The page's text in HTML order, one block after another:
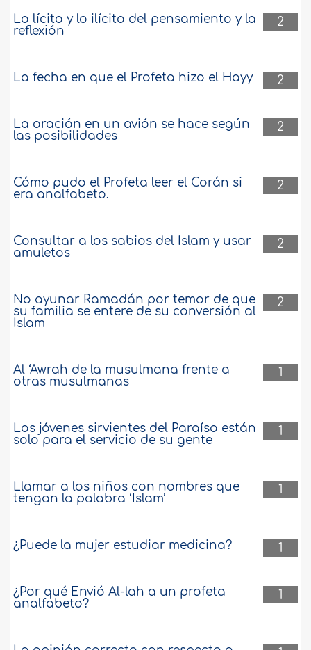
2
Lo lícito y lo ilícito del pensamiento y la
reflexión
2
La fecha en que el Profeta hizo el Hayy
2
La oración en un avión se hace según
las posibilidades
2
Cómo pudo el Profeta leer el Corán si
era analfabeto.
2
Consultar a los sabios del Islam y usar
amuletos
2
No ayunar Ramadán por temor de que
su familia se entere de su conversión al
Islam
1
Al ‘Awrah de la musulmana frente a
otras musulmanas
1
Los jóvenes sirvientes del Paraíso están
solo para el servicio de su gente
1
Llamar a los niños con nombres que
tengan la palabra ‘Islam’
1
¿Puede la mujer estudiar medicina?
1
¿Por qué Envió Al-lah a un profeta
analfabeto?